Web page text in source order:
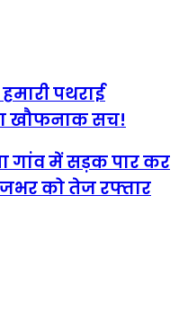
पथराई
खौफनाक सच!
गांव में सड़क पार कर
को तेज रफ्तार